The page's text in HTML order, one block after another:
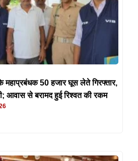
के महाप्रबंधक 50 हजार घूस लेते गिरफ्तार,
आवास से बरामद हुई रिश्वत की रकम